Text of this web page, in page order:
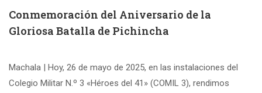
Conmemoración del Aniversario de la
Gloriosa Batalla de Pichincha
Machala | Hoy, 26 de mayo de 2025, en las instalaciones del
Colegio Militar N.º 3 «Héroes del 41» (COMIL 3), rendimos